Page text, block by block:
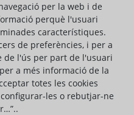
per la web i de
perquè l'usuari
característiques.
de preferències, i per a
de l'ús per part de l'usuari
per a més informació de la
totes les cookies
les o rebutjar-ne